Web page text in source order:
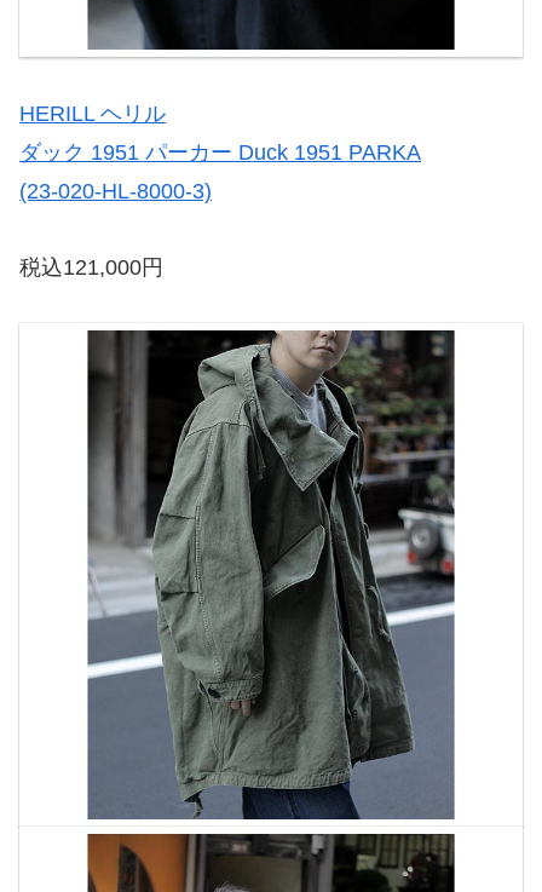
HERILL ヘリル
ダック 1951 パーカー Duck 1951 PARKA
(23-020-HL-8000-3)
税込121,000円